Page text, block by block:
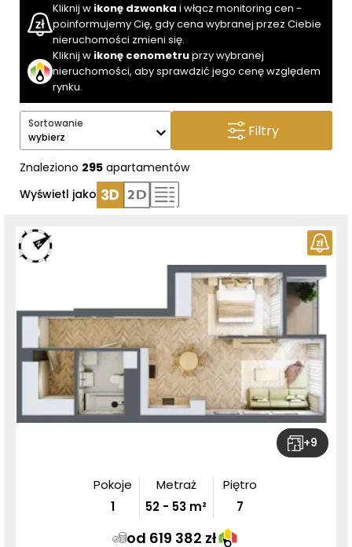
Kliknij w ikonę dzwonka i włącz monitoring cen -
poinformujemy Cię, gdy cena wybranej przez Ciebie
nieruchomości zmieni się.
Kliknij w ikonę cenometruprzy wybranej
nieruchomości, aby sprawdzić jego cenę względem
rynku.
Filtry
Sortowanie
wybierz
Znaleziono 295 apartamentów
Wyświetl jako
+9
Pokoje
1
Metraż
52 - 53 m²
Piętro
7
od 619 382 zł